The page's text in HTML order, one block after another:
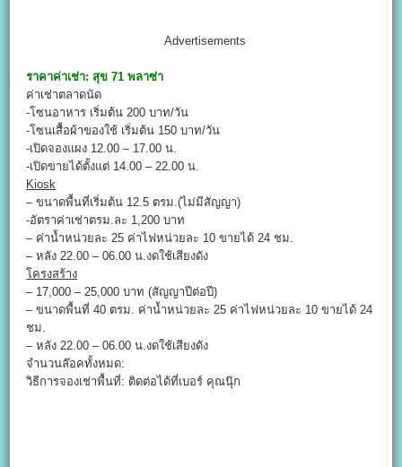
Advertisements
ราคาค่าเช่า: สุข 71 พลาซ่า
ค่าเช่าตลาดนัด
-โซนอาหาร เริ่มต้น 200 บาท/วัน
-โซนเสื้อผ้าของใช้ เริ่มต้น 150 บาท/วัน
-เปิดจองแผง 12.00 – 17.00 น.
-เปิดขายได้ตั้งแต่ 14.00 – 22.00 น.
Kiosk
– ขนาดพื้นที่เริ่มต้น 12.5 ตรม.(ไม่มีสัญญา)
-อัตราค่าเช่าตรม.ละ 1,200 บาท
– ค่าน้ำหน่วยละ 25 ค่าไฟหน่วยละ 10 ขายได้ 24 ชม.
– หลัง 22.00 – 06.00 น.งดใช้เสียงดัง
โครงสร้าง
– 17,000 – 25,000 บาท (สัญญาปีต่อปี)
– ขนาดพื้นที่ 40 ตรม. ค่าน้ำหน่วยละ 25 ค่าไฟหน่วยละ 10 ขายได้ 24
ชม.
– หลัง 22.00 – 06.00 น.งดใช้เสียงดัง
จำนวนล๊อคทั้งหมด:
วิธีการจองเช่าพื้นที่: ติดต่อได้ที่เบอร์ คุณนุ๊ก